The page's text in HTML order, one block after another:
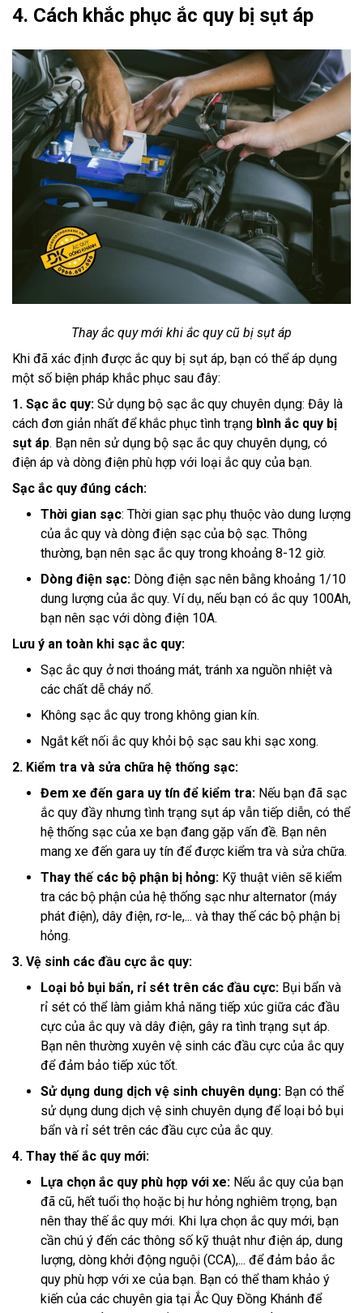
4. Cách khắc phục ắc quy bị sụt áp
Thay ắc quy mới khi ắc quy cũ bị sụt áp
Khi đã xác định được ắc quy bị sụt áp, bạn có thể áp dụng
một số biện pháp khắc phục sau đây:
1. Sạc ắc quy: Sử dụng bộ sạc ắc quy chuyên dụng: Đây là
cách đơn giản nhất để khắc phục tình trạng bình ắc quy bị
sụt áp. Bạn nên sử dụng bộ sạc ắc quy chuyên dụng, có
điện áp và dòng điện phù hợp với loại ắc quy của bạn.
Sạc ắc quy đúng cách:
Thời gian sạc: Thời gian sạc phụ thuộc vào dung lượng
của ắc quy và dòng điện sạc của bộ sạc. Thông
thường, bạn nên sạc ắc quy trong khoảng 8-12 giờ.
Dòng điện sạc: Dòng điện sạc nên bằng khoảng 1/10
dung lượng của ắc quy. Ví dụ, nếu bạn có ắc quy 100Ah,
bạn nên sạc với dòng điện 10A.
Lưu ý an toàn khi sạc ắc quy:
Sạc ắc quy ở nơi thoáng mát, tránh xa nguồn nhiệt và
các chất dễ cháy nổ.
Không sạc ắc quy trong không gian kín.
Ngắt kết nối ắc quy khỏi bộ sạc sau khi sạc xong.
2. Kiểm tra và sửa chữa hệ thống sạc:
Đem xe đến gara uy tín để kiểm tra: Nếu bạn đã sạc
ắc quy đầy nhưng tình trạng sụt áp vẫn tiếp diễn, có thể
hệ thống sạc của xe bạn đang gặp vấn đề. Bạn nên
mang xe đến gara uy tín để được kiểm tra và sửa chữa.
Thay thế các bộ phận bị hỏng: Kỹ thuật viên sẽ kiểm
tra các bộ phận của hệ thống sạc như alternator (máy
phát điện), dây điện, rơ-le,... và thay thế các bộ phận bị
hỏng.
3. Vệ sinh các đầu cực ắc quy:
Loại bỏ bụi bẩn, rỉ sét trên các đầu cực: Bụi bẩn và
rỉ sét có thể làm giảm khả năng tiếp xúc giữa các đầu
cực của ắc quy và dây điện, gây ra tình trạng sụt áp.
Bạn nên thường xuyên vệ sinh các đầu cực của ắc quy
để đảm bảo tiếp xúc tốt.
Sử dụng dung dịch vệ sinh chuyên dụng: Bạn có thể
sử dụng dung dịch vệ sinh chuyên dụng để loại bỏ bụi
bẩn và rỉ sét trên các đầu cực của ắc quy.
4. Thay thế ắc quy mới:
Lựa chọn ắc quy phù hợp với xe: Nếu ắc quy của bạn
đã cũ, hết tuổi thọ hoặc bị hư hỏng nghiêm trọng, bạn
nên thay thế ắc quy mới. Khi lựa chọn ắc quy mới, bạn
cần chú ý đến các thông số kỹ thuật như điện áp, dung
lượng, dòng khởi động nguội (CCA),... để đảm bảo ắc
quy phù hợp với xe của bạn. Bạn có thể tham khảo ý
kiến của các chuyên gia tại Ắc Quy Đồng Khánh để